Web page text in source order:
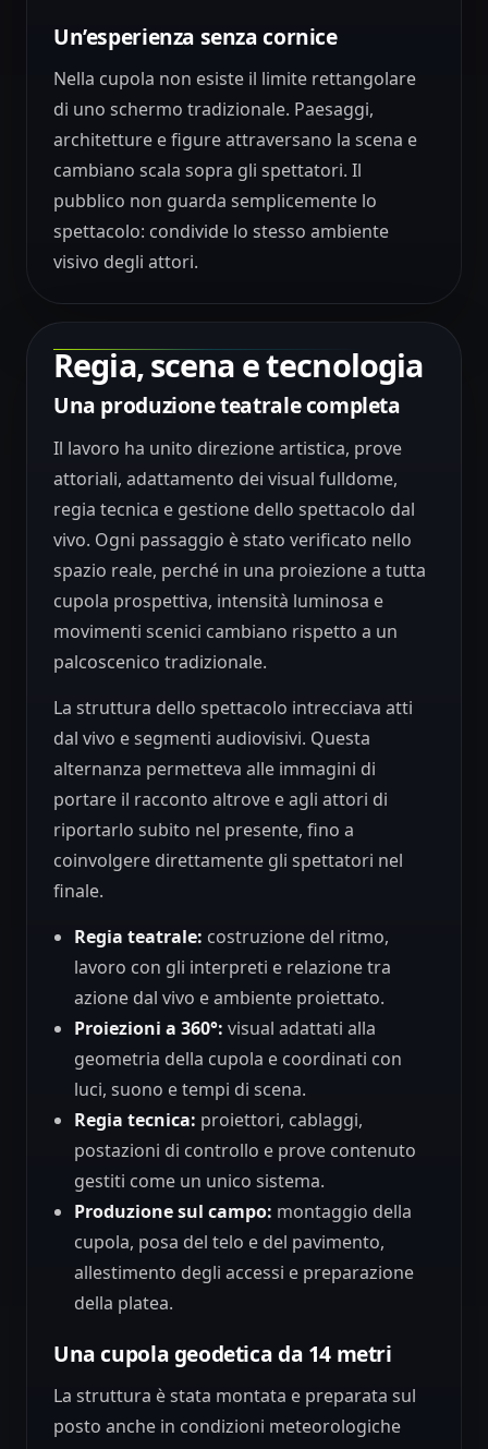
Un’esperienza senza cornice
Nella cupola non esiste il limite rettangolare
di uno schermo tradizionale. Paesaggi,
architetture e figure attraversano la scena e
cambiano scala sopra gli spettatori. Il
pubblico non guarda semplicemente lo
spettacolo: condivide lo stesso ambiente
visivo degli attori.
Regia, scena e tecnologia
Una produzione teatrale completa
Il lavoro ha unito direzione artistica, prove
attoriali, adattamento dei visual fulldome,
regia tecnica e gestione dello spettacolo dal
vivo. Ogni passaggio è stato verificato nello
spazio reale, perché in una proiezione a tutta
cupola prospettiva, intensità luminosa e
movimenti scenici cambiano rispetto a un
palcoscenico tradizionale.
La struttura dello spettacolo intrecciava atti
dal vivo e segmenti audiovisivi. Questa
alternanza permetteva alle immagini di
portare il racconto altrove e agli attori di
riportarlo subito nel presente, fino a
coinvolgere direttamente gli spettatori nel
finale.
Regia teatrale: costruzione del ritmo,
lavoro con gli interpreti e relazione tra
azione dal vivo e ambiente proiettato.
Proiezioni a 360°: visual adattati alla
geometria della cupola e coordinati con
luci, suono e tempi di scena.
Regia tecnica: proiettori, cablaggi,
postazioni di controllo e prove contenuto
gestiti come un unico sistema.
Produzione sul campo: montaggio della
cupola, posa del telo e del pavimento,
allestimento degli accessi e preparazione
della platea.
Una cupola geodetica da 14 metri
La struttura è stata montata e preparata sul
posto anche in condizioni meteorologiche